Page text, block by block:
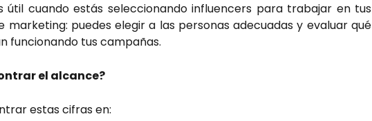
útil cuando estás seleccionando influencers para trabajar en tus
marketing: puedes elegir a las personas adecuadas y evaluar qué
funcionando tus campañas.
el alcance?
estas cifras en: